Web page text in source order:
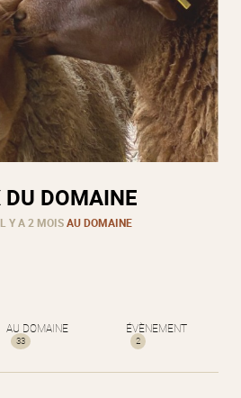
DOMAINE
Y A 2 MOISAU DOMAINE
AU DOMAINE
33
ÉVÈNEMENT
2